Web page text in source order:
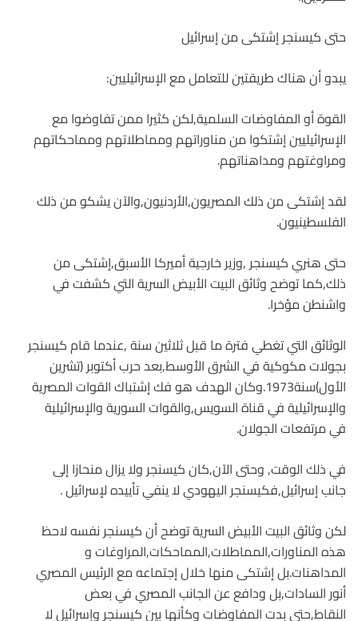
حتى كيسنجر إشتكى من إسرائيل
يبدو أن هناك طريقتين للتعامل مع الإسرائيليين:
القوة أو المفاوضات السلمية,لكن كثيرا ممن تفاوضوا مع
الإسرائيليين إشتكوا من مناوراتهم ومماطلاتهم ومماحكاتهم
ومراوغتهم ومداهناتهم.
لقد إشتكى من ذلك المصريون,الأردنيون,والآن يشكو من ذلك
الفلسطينيون.
حتى هنري كيسنجر ,وزير خارجية أميركا الأسبق,إشتكى من
ذلك,كما توضح وثائق البيت الأبيض السرية التي كشفت في
واشنطن مؤخرا.
الوثائق التي تغطي فترة ما قبل ثلاثين سنة ,عندما قام كيسنجر
بجولات مكوكية في الشرق الأوسط,بعد حرب أكتوبر (تشرين
الأول)سنة1973.وكان الهدف هو فك إشتباك القوات المصرية
والإسرائيلية في قناة السويس,والقوات السورية والإسرائيلية
في مرتفعات الجولان.
في ذلك الوقت, وحتى الآن,كان كيسنجر ولا يزال منحازا إلى
جانب إسرائيل,فكيسنجر اليهودي لا ينفي تأييده لإسرائيل .
لكن وثائق البيت الأبيض السرية توضح أن كيسنجر نفسه لاحظ
هذه المناورات,المماطلات,المماحكات,المراوغات و
المداهنات.بل إشتكى منها خلال إجتماعه مع الرئيس المصري
أنور السادات,بل ودافع عن الجانب المصري في بعض
النقاط,حتى بدت المفاوضات وكأنها بين كيسنجر وإسرائيل لا